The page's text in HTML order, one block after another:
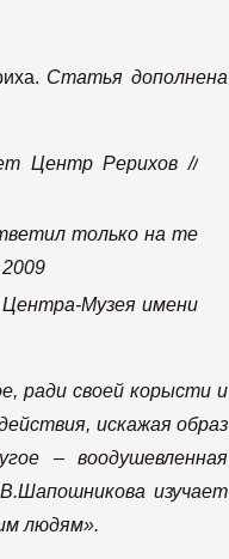
Статья дополнена
Центр Рерихов //
только на те
Музея имени
ради своей корысти и
искажая образ
– воодушевленная
изучает
людям».